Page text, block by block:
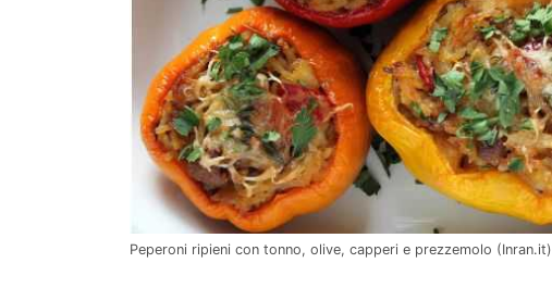
Peperoni ripieni con tonno, olive, capperi e prezzemolo (Inran.it)